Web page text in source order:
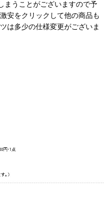
まうことがございますので予
激安をクリックして他の商品も
は多少の仕様変更がございま